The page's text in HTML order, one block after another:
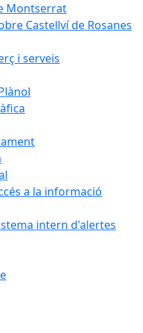
Montserrat
Castellví de Rosanes
i serveis
a la informació
intern d'alertes